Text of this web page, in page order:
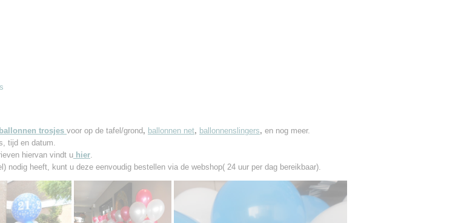
trosjes voor op de tafel/grond , ballonnen net, ballonnenslingers, en nog meer.
tijd en datum.
hiervan vindt u hier
nodig heeft, kunt u deze eenvoudig bestellen via de webshop( 24 uur per dag bereikbaar).